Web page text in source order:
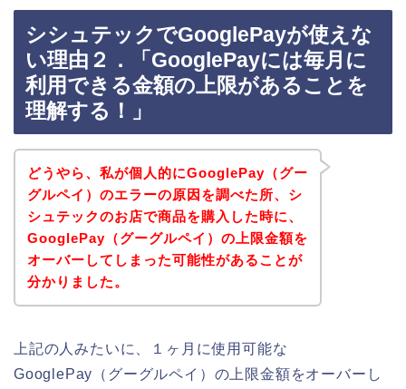
シシュテックでGooglePayが使えな
い理由２．「GooglePayには毎月に
利用できる金額の上限があることを
理解する！」
どうやら、私が個人的にGooglePay（グー
グルペイ）のエラーの原因を調べた所、シ
シュテックのお店で商品を購入した時に、
GooglePay（グーグルペイ）の上限金額を
オーバーしてしまった可能性があることが
分かりました。
上記の人みたいに、１ヶ月に使用可能な
GooglePay（グーグルペイ）の上限金額をオーバーし